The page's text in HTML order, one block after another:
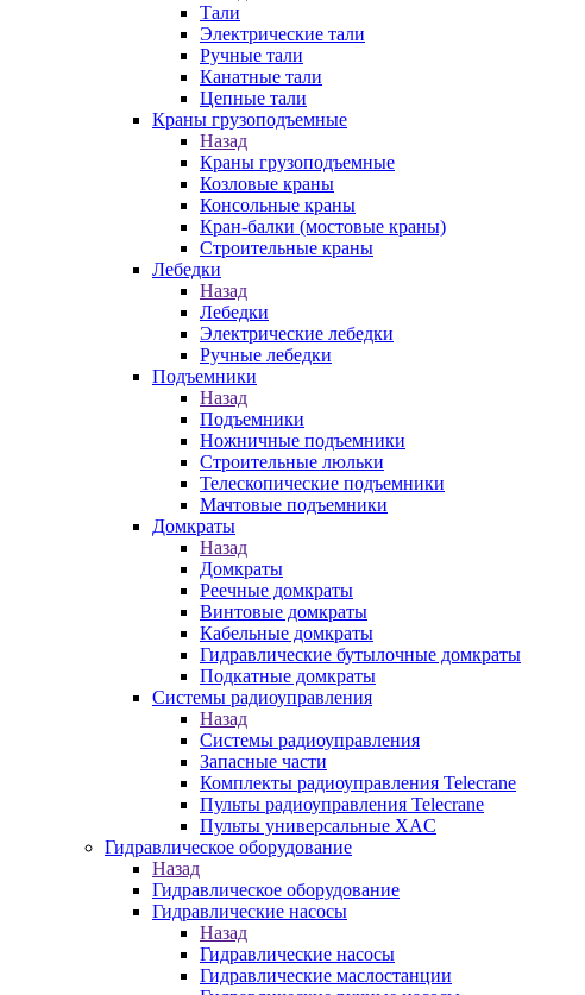
Тали
Электрические тали
Ручные тали
Канатные тали
Цепные тали
Краны грузоподъемные
Назад
Краны грузоподъемные
Козловые краны
Консольные краны
Кран-балки (мостовые краны)
Строительные краны
Лебедки
Назад
Лебедки
Электрические лебедки
Ручные лебедки
Подъемники
Назад
Подъемники
Ножничные подъемники
Строительные люльки
Телескопические подъемники
Мачтовые подъемники
Домкраты
Назад
Домкраты
Реечные домкраты
Винтовые домкраты
Кабельные домкраты
Гидравлические бутылочные домкраты
Подкатные домкраты
Системы радиоуправления
Назад
Системы радиоуправления
Запасные части
Комплекты радиоуправления Telecrane
Пульты радиоуправления Telecrane
Пульты универсальные XAC
Гидравлическое оборудование
Назад
Гидравлическое оборудование
Гидравлические насосы
Назад
Гидравлические насосы
Гидравлические маслостанции